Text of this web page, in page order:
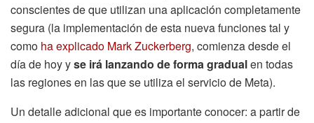
conscientes de que utilizan una aplicación completamente
segura (la implementación de esta nueva funciones tal y
como ha explicado Mark Zuckerberg, comienza desde el
día de hoy yse irá lanzando de forma gradualen todas
las regiones en las que se utiliza el servicio de Meta).
Un detalle adicional que es importante conocer: a partir de